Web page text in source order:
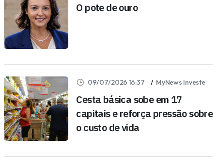
O pote de ouro
09/07/2026 16:37 MyNews Investe
Cesta básica sobe em 17
capitais e reforça pressão sobre
o custo de vida